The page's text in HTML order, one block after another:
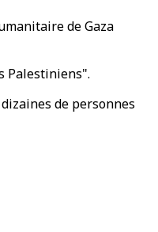
de Gaza
Palestiniens".
de personnes